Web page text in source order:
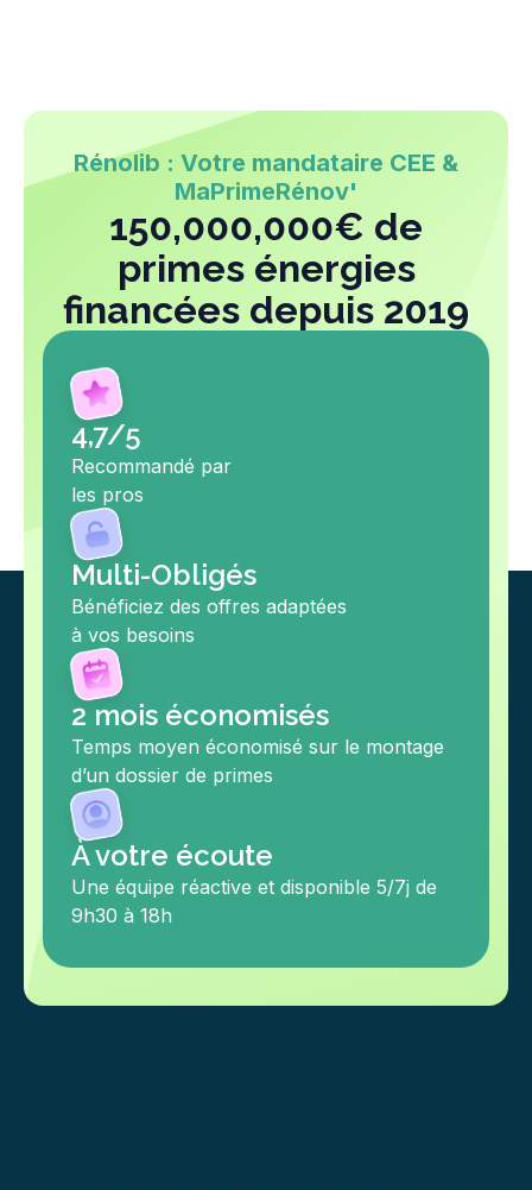
Rénolib : Votre mandataire CEE &
MaPrimeRénov'
150,000,000€ de
primes énergies
financées depuis 2019
4,7/5
Recommandé par
les pros
Multi-Obligés
Bénéficiez des offres adaptées
à vos besoins
2 mois économisés
Temps moyen économisé sur le montage
d’un dossier de primes
À votre écoute
Une équipe réactive et disponible 5/7j de
9h30 à 18h